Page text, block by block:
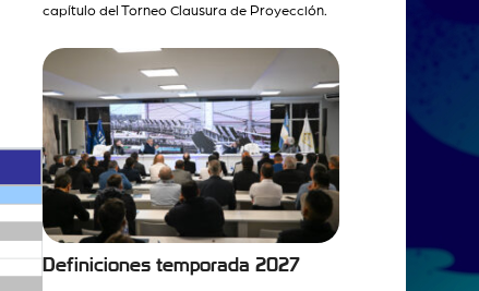
capítulo del Torneo Clausura de Proyección.
Definiciones temporada 2027